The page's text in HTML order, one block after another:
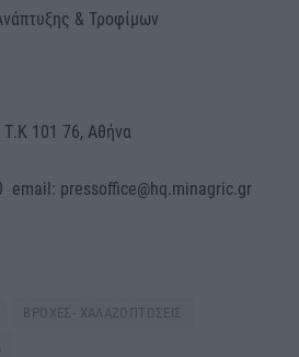
& Τροφίμων
101 76, Αθήνα
email: pressoffice@hq.minagric.gr
ΒΡΟΧΕΣ- ΧΑΛΑΖΟΠΤΩΣΕΙΣ